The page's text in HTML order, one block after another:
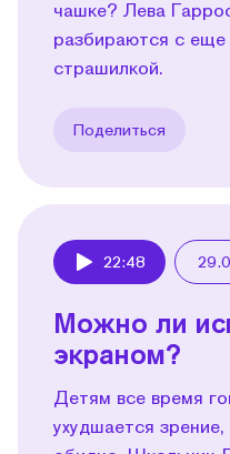
чашке? Лева
разбираются с
страшилкой.
Поделиться
22:48
Можно ли
экраном?
Детям все время
ухудшается